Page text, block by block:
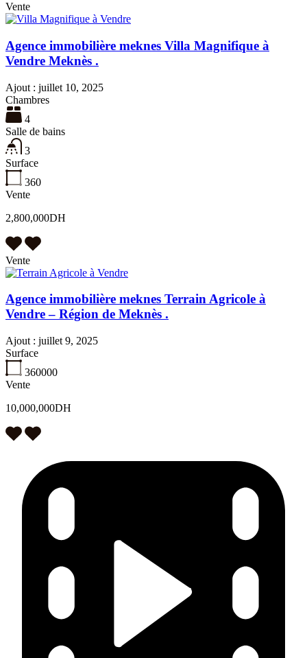
Vente
Agence immobilière meknes Villa Magnifique à
Vendre Meknès .
Ajout : juillet 10, 2025
Chambres
4
Salle de bains
3
Surface
360
Vente
2,800,000DH
Vente
Agence immobilière meknes Terrain Agricole à
Vendre – Région de Meknès .
Ajout : juillet 9, 2025
Surface
360000
Vente
10,000,000DH